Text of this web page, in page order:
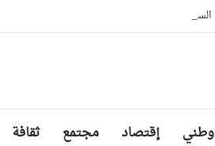
السيّد عطاف يستقبل من طرف رئيسة مجلس
وطني إقتصاد مجتمع ثقافة